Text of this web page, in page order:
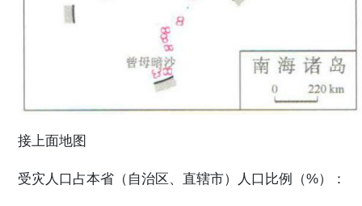
接上面地图
受灾人口占本省（自治区、直辖市）人口比例（%）：